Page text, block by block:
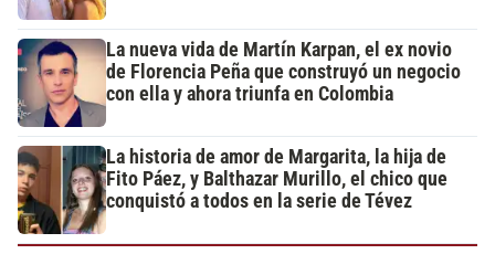
La nueva vida de Martín Karpan, el ex novio
de Florencia Peña que construyó un negocio
con ella y ahora triunfa en Colombia
La historia de amor de Margarita, la hija de
Fito Páez, y Balthazar Murillo, el chico que
conquistó a todos en la serie de Tévez